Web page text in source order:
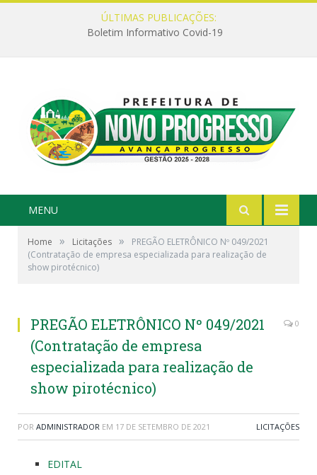
ÚLTIMAS PUBLICAÇÕES:
Boletim Informativo Covid-19
MENU
Home » Licitações »
PREGÃO ELETRÔNICO Nº 049/2021
(Contratação de empresa especializada para realização de
show pirotécnico)
PREGÃO ELETRÔNICO Nº 049/2021
(Contratação de empresa
especializada para realização de
show pirotécnico)
0
POR ADMINISTRADOR EM 17 DE SETEMBRO DE 2021 LICITAÇÕES
EDITAL